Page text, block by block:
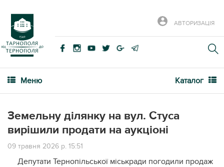
АВТОРИЗАЦІЯ
Меню Каталог
Земельну ділянку на вул. Стуса
вирішили продати на аукціоні
09 травня 2026 р. 15:51
Депутати Тернопільської міськради погодили продаж